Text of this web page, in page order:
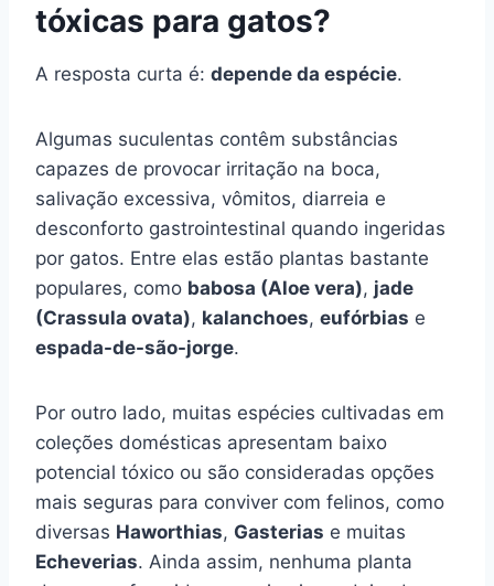
tóxicas para gatos?
A resposta curta é: depende da espécie.
Algumas suculentas contêm substâncias
capazes de provocar irritação na boca,
salivação excessiva, vômitos, diarreia e
desconforto gastrointestinal quando ingeridas
por gatos. Entre elas estão plantas bastante
populares, como babosa (Aloe vera), jade
(Crassula ovata), kalanchoes, eufórbias e
espada-de-são-jorge.
Por outro lado, muitas espécies cultivadas em
coleções domésticas apresentam baixo
potencial tóxico ou são consideradas opções
mais seguras para conviver com felinos, como
diversas Haworthias, Gasterias e muitas
Echeverias. Ainda assim, nenhuma planta